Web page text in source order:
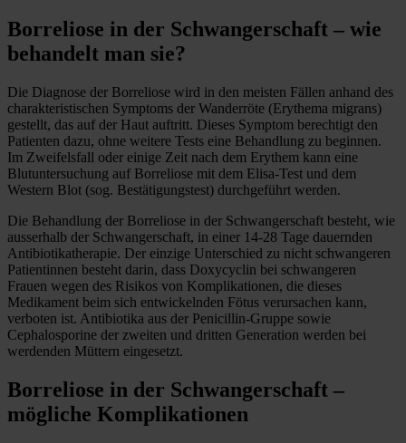
Borreliose in der Schwangerschaft – wie
behandelt man sie?
Die Diagnose der Borreliose wird in den meisten Fällen anhand des
charakteristischen Symptoms der Wanderröte (Erythema migrans)
gestellt, das auf der Haut auftritt. Dieses Symptom berechtigt den
Patienten dazu, ohne weitere Tests eine Behandlung zu beginnen.
Im Zweifelsfall oder einige Zeit nach dem Erythem kann eine
Blutuntersuchung auf Borreliose mit dem Elisa-Test und dem
Western Blot (sog. Bestätigungstest) durchgeführt werden.
Die Behandlung der Borreliose in der Schwangerschaft besteht, wie
ausserhalb der Schwangerschaft, in einer 14-28 Tage dauernden
Antibiotikatherapie. Der einzige Unterschied zu nicht schwangeren
Patientinnen besteht darin, dass Doxycyclin bei schwangeren
Frauen wegen des Risikos von Komplikationen, die dieses
Medikament beim sich entwickelnden Fötus verursachen kann,
verboten ist. Antibiotika aus der Penicillin-Gruppe sowie
Cephalosporine der zweiten und dritten Generation werden bei
werdenden Müttern eingesetzt.
Borreliose in der Schwangerschaft –
mögliche Komplikationen